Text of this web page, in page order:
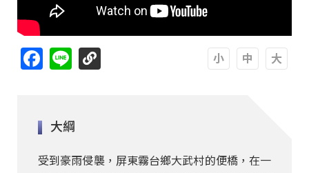
Facebook
Line
大綱
受到豪雨侵襲，屏東霧台鄉大武村的便橋，在一